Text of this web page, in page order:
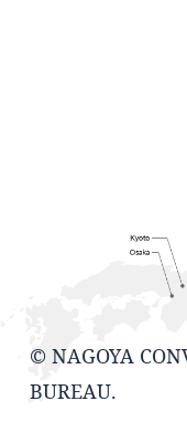
© NAGOYA
BUREAU.